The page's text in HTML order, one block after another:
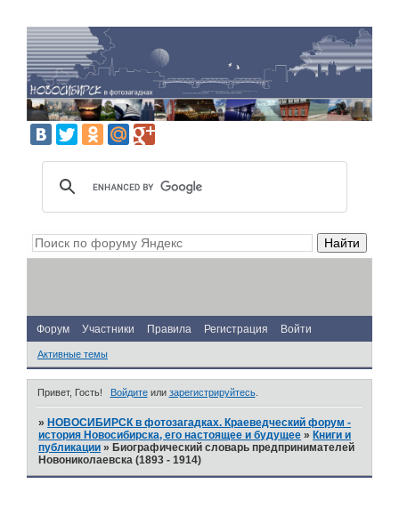
Форум Участники Правила Регистрация Войти
Активные темы
Привет, Гость! Войдитеили зарегистрируйтесь.
» НОВОСИБИРСК в фотозагадках. Краеведческий форум -
история Новосибирска, его настоящее и будущее » Книги и
публикации » Биографический словарь предпринимателей
Новониколаевска (1893 - 1914)